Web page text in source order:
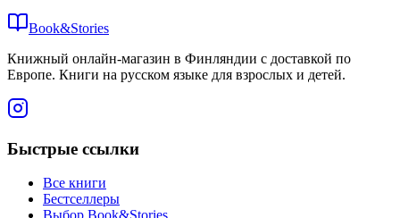
Book&Stories
Книжный онлайн-магазин в Финляндии с доставкой по
Европе. Книги на русском языке для взрослых и детей.
Быстрые ссылки
Все книги
Бестселлеры